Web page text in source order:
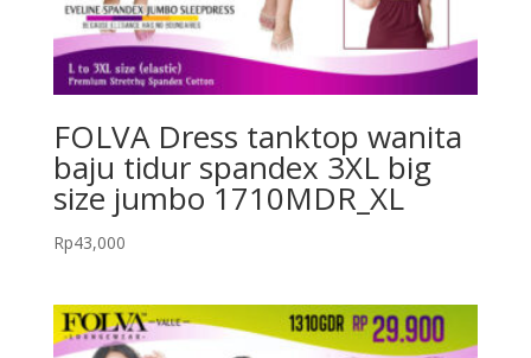
FOLVA Dress tanktop wanita
baju tidur spandex 3XL big
size jumbo 1710MDR_XL
Rp43,000